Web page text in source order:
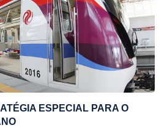
ESPECIAL PARA O